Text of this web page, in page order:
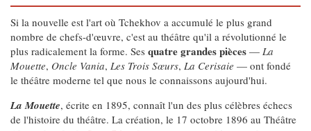
Si la nouvelle est l'art où Tchekhov a accumulé le plus grand
nombre de chefs-d'œuvre, c'est au théâtre qu'il a révolutionné le
plus radicalement la forme. Ses quatre grandes pièces — La
Mouette, Oncle Vania, Les Trois Sœurs, La Cerisaie — ont fondé
le théâtre moderne tel que nous le connaissons aujourd'hui.
La Mouette, écrite en 1895, connaît l'un des plus célèbres échecs
de l'histoire du théâtre. La création, le 17 octobre 1896 au Théâtre